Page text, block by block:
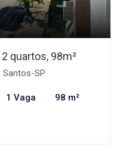
quartos, 98m²
Santos-SP
1 Vaga 98 m²